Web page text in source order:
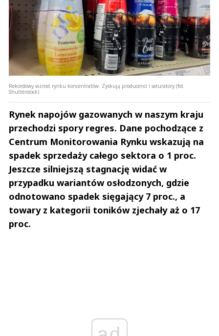
Rekordowy wzrost rynku koncentratów. Zyskują producenci i saturatory (fot.
Shutterstock)
Rynek napojów gazowanych w naszym kraju
przechodzi spory regres. Dane pochodzące z
Centrum Monitorowania Rynku wskazują na
spadek sprzedaży całego sektora o 1 proc.
Jeszcze silniejszą stagnację widać w
przypadku wariantów osłodzonych, gdzie
odnotowano spadek sięgający 7 proc., a
towary z kategorii toników zjechały aż o 17
proc.